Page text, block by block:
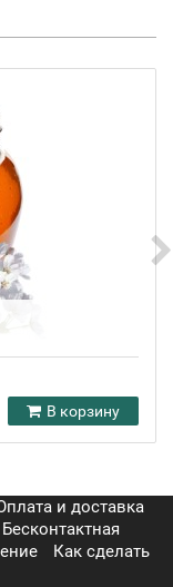
В корзину
и доставка
Бесконтактная
Как сделать